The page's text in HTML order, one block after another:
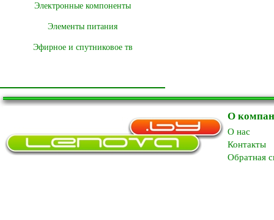
Электронные компоненты
Элементы питания
Эфирное и спутниковое тв
О
O нас
Контакты
Обратная